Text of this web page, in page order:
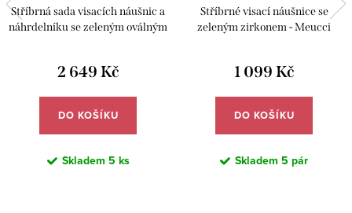
Stříbrná sada visacích náušnic a
náhrdelníku se zeleným oválným
2 649 Kč
DO KOŠÍKU
Skladem 5 ks
Stříbrné visací náušnice se
zeleným zirkonem - Meucci
1 099 Kč
DO KOŠÍKU
Skladem 5 pár